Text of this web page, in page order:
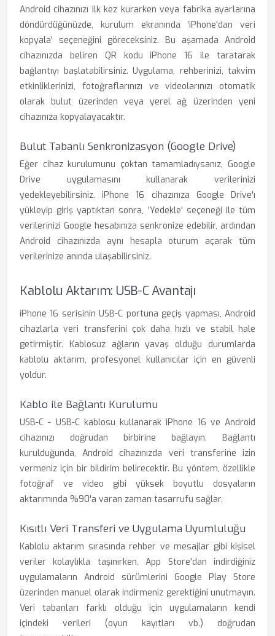
Android cihazınızı ilk kez kurarken veya fabrika ayarlarına
döndürdüğünüzde, kurulum ekranında 'iPhone'dan veri
kopyala' seçeneğini göreceksiniz. Bu aşamada Android
cihazınızda beliren QR kodu iPhone 16 ile taratarak
bağlantıyı başlatabilirsiniz. Uygulama, rehberinizi, takvim
etkinliklerinizi, fotoğraflarınızı ve videolarınızı otomatik
olarak bulut üzerinden veya yerel ağ üzerinden yeni
cihazınıza kopyalayacaktır.
Bulut Tabanlı Senkronizasyon (Google Drive)
Eğer cihaz kurulumunu çoktan tamamladıysanız, Google
Drive uygulamasını kullanarak verilerinizi
yedekleyebilirsiniz. iPhone 16 cihazınıza Google Drive'ı
yükleyip giriş yaptıktan sonra, 'Yedekle' seçeneği ile tüm
verilerinizi Google hesabınıza senkronize edebilir, ardından
Android cihazınızda aynı hesapla oturum açarak tüm
verilerinize anında ulaşabilirsiniz.
Kablolu Aktarım: USB-C Avantajı
iPhone 16 serisinin USB-C portuna geçiş yapması, Android
cihazlarla veri transferini çok daha hızlı ve stabil hale
getirmiştir. Kablosuz ağların yavaş olduğu durumlarda
kablolu aktarım, profesyonel kullanıcılar için en güvenli
yoldur.
Kablo ile Bağlantı Kurulumu
USB-C - USB-C kablosu kullanarak iPhone 16 ve Android
cihazınızı doğrudan birbirine bağlayın. Bağlantı
kurulduğunda, Android cihazınızda veri transferine izin
vermeniz için bir bildirim belirecektir. Bu yöntem, özellikle
fotoğraf ve video gibi yüksek boyutlu dosyaların
aktarımında %90'a varan zaman tasarrufu sağlar.
Kısıtlı Veri Transferi ve Uygulama Uyumluluğu
Kablolu aktarım sırasında rehber ve mesajlar gibi kişisel
veriler kolaylıkla taşınırken, App Store'dan indirdiğiniz
uygulamaların Android sürümlerini Google Play Store
üzerinden manuel olarak indirmeniz gerektiğini unutmayın.
Veri tabanları farklı olduğu için uygulamaların kendi
içindeki verileri (oyun kayıtları vb.) doğrudan